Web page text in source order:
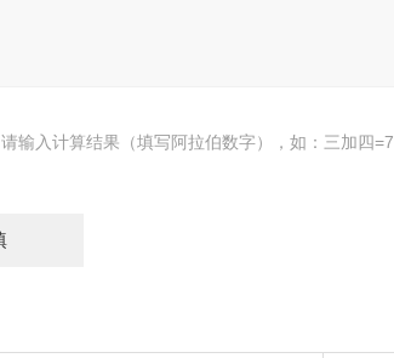
请输入计算结果（填写阿拉伯数字），如：三加四=7